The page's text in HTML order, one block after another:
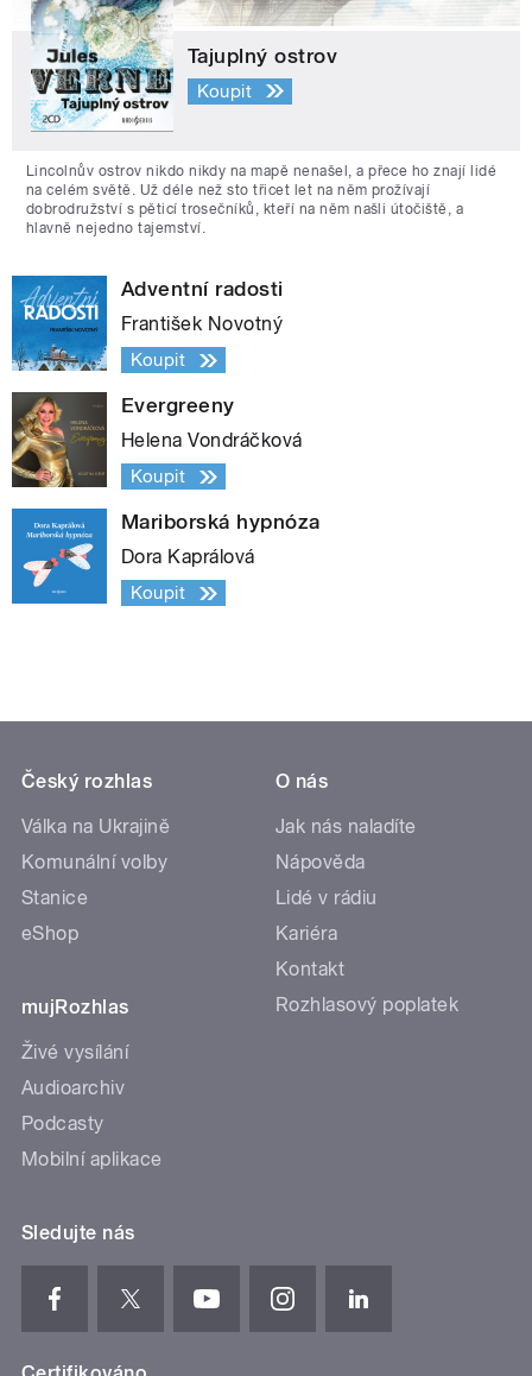
Tajuplný ostrov
Koupit
Lincolnův ostrov nikdo nikdy na mapě nenašel, a přece ho znají lidé
na celém světě. Už déle než sto třicet let na něm prožívají
dobrodružství s pěticí trosečníků, kteří na něm našli útočiště, a
hlavně nejedno tajemství.
Adventní radosti
František Novotný
Koupit
Evergreeny
Helena Vondráčková
Koupit
Mariborská hypnóza
Dora Kaprálová
Koupit
Český rozhlas
Válka na Ukrajině
Komunální volby
Stanice
eShop
mujRozhlas
Živé vysílání
Audioarchiv
Podcasty
Mobilní aplikace
O nás
Jak nás naladíte
Nápověda
Lidé v rádiu
Kariéra
Kontakt
Rozhlasový poplatek
Sledujte nás